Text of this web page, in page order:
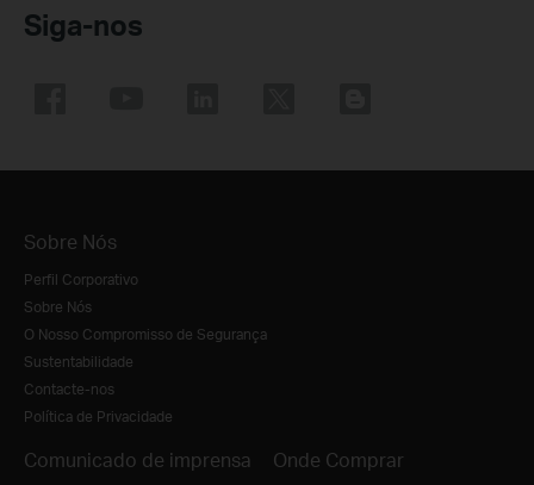
Siga-nos
Sobre Nós
Perfil Corporativo
Sobre Nós
O Nosso Compromisso de Segurança
Sustentabilidade
Contacte-nos
Política de Privacidade
Comunicado de imprensa Onde Comprar